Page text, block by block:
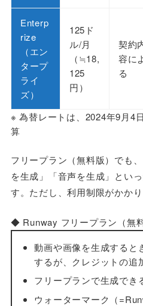
Enterp
rize
（エン
タープ
ライ
ズ）
125ド
ル/月
（≒18,
125
円）
契約
容に
る
※ 為替レートは、2024年9月4
算
フリープラン（無料版）でも
を生成」「音声を生成」とい
す。ただし、利用制限がかかり
◆ Runway フリープラン（無
動画や画像を生成すると
するが、クレジットの追
フリープランで生成でき
ウォーターマーク（